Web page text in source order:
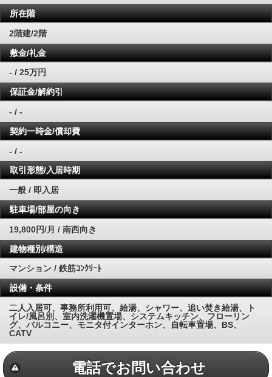
所在階
2階建/2階
敷金/礼金
- / 25万円
保証金/解約引
- / -
契約一時金/償却費
- / -
取引形態/入居時期
一般 / 即入居
駐車場/部屋の向き
19,800円/月 / 南西向き
建物種別/構造
マンション / 鉄筋ｺﾝｸﾘｰﾄ
設備・条件
二人入居可、事務所利用可、給湯、シャワー、追い焚き給湯、ト
イレ/風呂別、室内洗濯機置場、システムキッチン、フローリン
グ、バルコニー、モニタ付インターホン、自転車置場、BS、
CATV
電話でお問い合わせ